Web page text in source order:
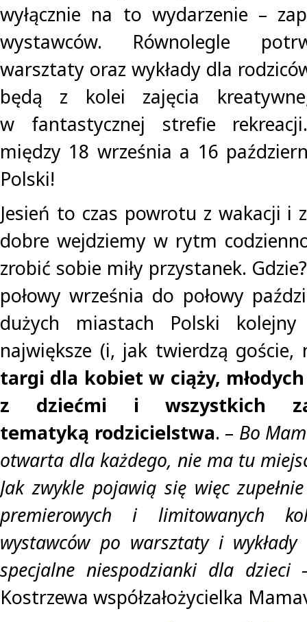
wyłącznie na to wydarzenie –
wystawców. Równolegle
warsztaty oraz wykłady dla
będą z kolei zajęcia
w fantastycznej strefie
między 18 września a 16
Polski!
Jesień to czas powrotu z wakacji i
dobre wejdziemy w rytm
zrobić sobie miły przystanek.
połowy września do połowy
dużych miastach Polski
największe (i, jak twierdzą goście,
targi dla kobiet w ciąży,
z dziećmi i wszystkich
tematyką rodzicielstwa. – Bo
otwarta dla każdego, nie ma tu
Jak zwykle pojawią się więc
premierowych i limitowanych
wystawców po warsztaty i
specjalne niespodzianki dla dzieci
Kostrzewa współzałożycielka